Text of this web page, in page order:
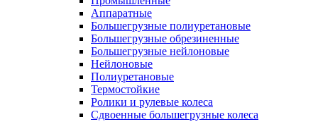
Аппаратные
Большегрузные полиуретановые
Большегрузные обрезиненные
Большегрузные нейлоновые
Нейлоновые
Полиуретановые
Термостойкие
Ролики и рулевые колеса
Сдвоенные большегрузные колеса